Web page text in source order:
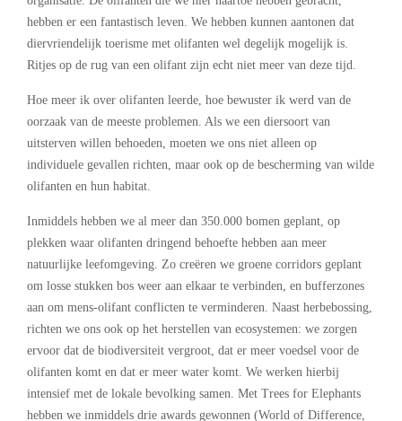
hebben er een fantastisch leven. We hebben kunnen aantonen dat
diervriendelijk toerisme met olifanten wel degelijk mogelijk is.
Ritjes op de rug van een olifant zijn echt niet meer van deze tijd.
Hoe meer ik over olifanten leerde, hoe bewuster ik werd van de
oorzaak van de meeste problemen. Als we een diersoort van
uitsterven willen behoeden, moeten we ons niet alleen op
individuele gevallen richten, maar ook op de bescherming van wilde
olifanten en hun habitat.
Inmiddels hebben we al meer dan 350.000 bomen geplant, op
plekken waar olifanten dringend behoefte hebben aan meer
natuurlijke leefomgeving. Zo creëren we groene corridors geplant
om losse stukken bos weer aan elkaar te verbinden, en bufferzones
aan om mens-olifant conflicten te verminderen. Naast herbebossing,
richten we ons ook op het herstellen van ecosystemen: we zorgen
ervoor dat de biodiversiteit vergroot, dat er meer voedsel voor de
olifanten komt en dat er meer water komt. We werken hierbij
intensief met de lokale bevolking samen. Met Trees for Elephants
hebben we inmiddels drie awards gewonnen (World of Difference,